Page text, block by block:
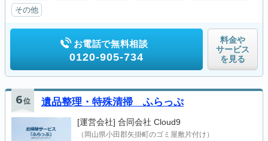
その他
お電話で無料相談
0120-905-734
料金や
サービス
を見る
6位 遺品整理・特殊清掃 ふらっぷ
[運営会社] 合同会社 Cloud9
（岡山県小田郡矢掛町のゴミ屋敷片付け）